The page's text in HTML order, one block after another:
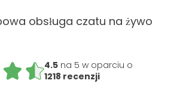
obsługa czatu na żywo
4.5 na 5 w oparciu o
1218 recenzji